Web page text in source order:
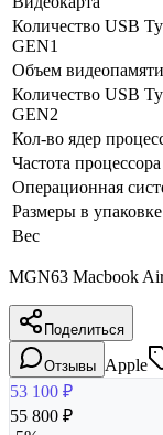
Количество USB
GEN1
Объем видеопамяти
Количество USB
GEN2
Кол-во ядер
Частота процессора
Операционная
Размеры в
Вес
MGN63 Macbook
Поделиться
Отзывы Apple
53 100 ₽
55 800 ₽